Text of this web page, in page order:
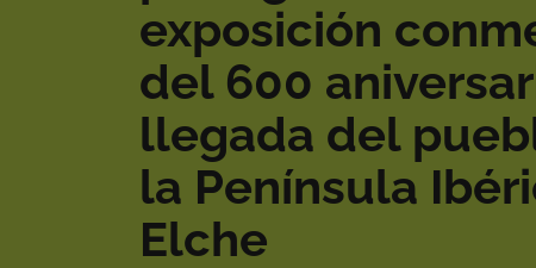
exposición
del 600
llegada del
la Península
Elche